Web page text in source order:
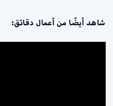
شاهد أيضًا من أعمال دقائق: